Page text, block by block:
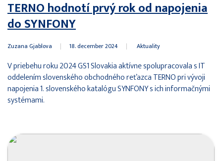
TERNO hodnotí prvý rok od napojenia
do SYNFONY
Zuzana Gjablova | 18. december 2024 | Aktuality
V priebehu roku 2024 GS1 Slovakia aktívne spolupracovala s IT
oddelením slovenského obchodného reťazca TERNO pri vývoji
napojenia 1. slovenského katalógu SYNFONY s ich informačnými
systémami.